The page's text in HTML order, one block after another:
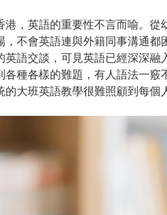
港，英語的重要性不言而喻。
，不會英語連與外籍同事溝通
英語交談，可見英語已經深深
各種各樣的難題，有人語法一竅
的大班英語教學很難照顧到每個